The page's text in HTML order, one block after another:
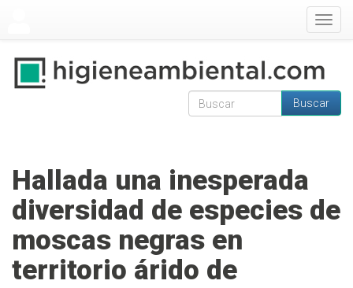
Formulario de
Buscar
Hallada una inesperada
diversidad de especies de
moscas negras en
territorio árido de